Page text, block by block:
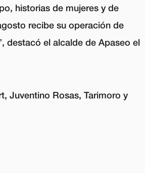
historias de mujeres y de
recibe su operación de
destacó el alcalde de Apaseo el
Juventino Rosas, Tarimoro y